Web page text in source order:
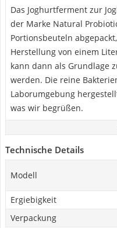
Das Joghurtferment zur
der Marke Natural
Portionsbeuteln
Herstellung von einem
kann dann als Grundlage
werden. Die reine
Laborumgebung
was wir begrüßen.
Technische Details
Modell
Ergiebigkeit
Verpackung